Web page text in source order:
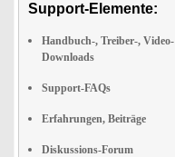
Support-Elemente:
Handbuch-, Treiber-, Video-
Downloads
Support-FAQs
Erfahrungen, Beiträge
Diskussions-Forum